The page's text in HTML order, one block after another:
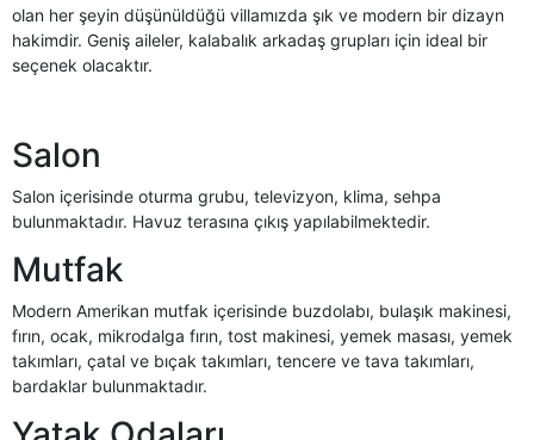
olan her şeyin düşünüldüğü villamızda şık ve modern bir dizayn
hakimdir. Geniş aileler, kalabalık arkadaş grupları için ideal bir
seçenek olacaktır.
Salon
Salon içerisinde oturma grubu, televizyon, klima, sehpa
bulunmaktadır. Havuz terasına çıkış yapılabilmektedir.
Mutfak
Modern Amerikan mutfak içerisinde buzdolabı, bulaşık makinesi,
fırın, ocak, mikrodalga fırın, tost makinesi, yemek masası, yemek
takımları, çatal ve bıçak takımları, tencere ve tava takımları,
bardaklar bulunmaktadır.